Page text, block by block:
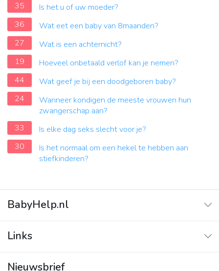
35
Is het u of uw moeder?
36
Wat eet een baby van 8maanden?
27
Wat is een achternicht?
19
Hoeveel onbetaald verlof kan je nemen?
44
Wat geef je bij een doodgeboren baby?
24
Wanneer kondigen de meeste vrouwen hun
zwangerschap aan?
33
Is elke dag seks slecht voor je?
30
Is het normaal om een ​​hekel te hebben aan
stiefkinderen?
BabyHelp.nl
Vraag & Antwoord
Links
Nieuwsbrief